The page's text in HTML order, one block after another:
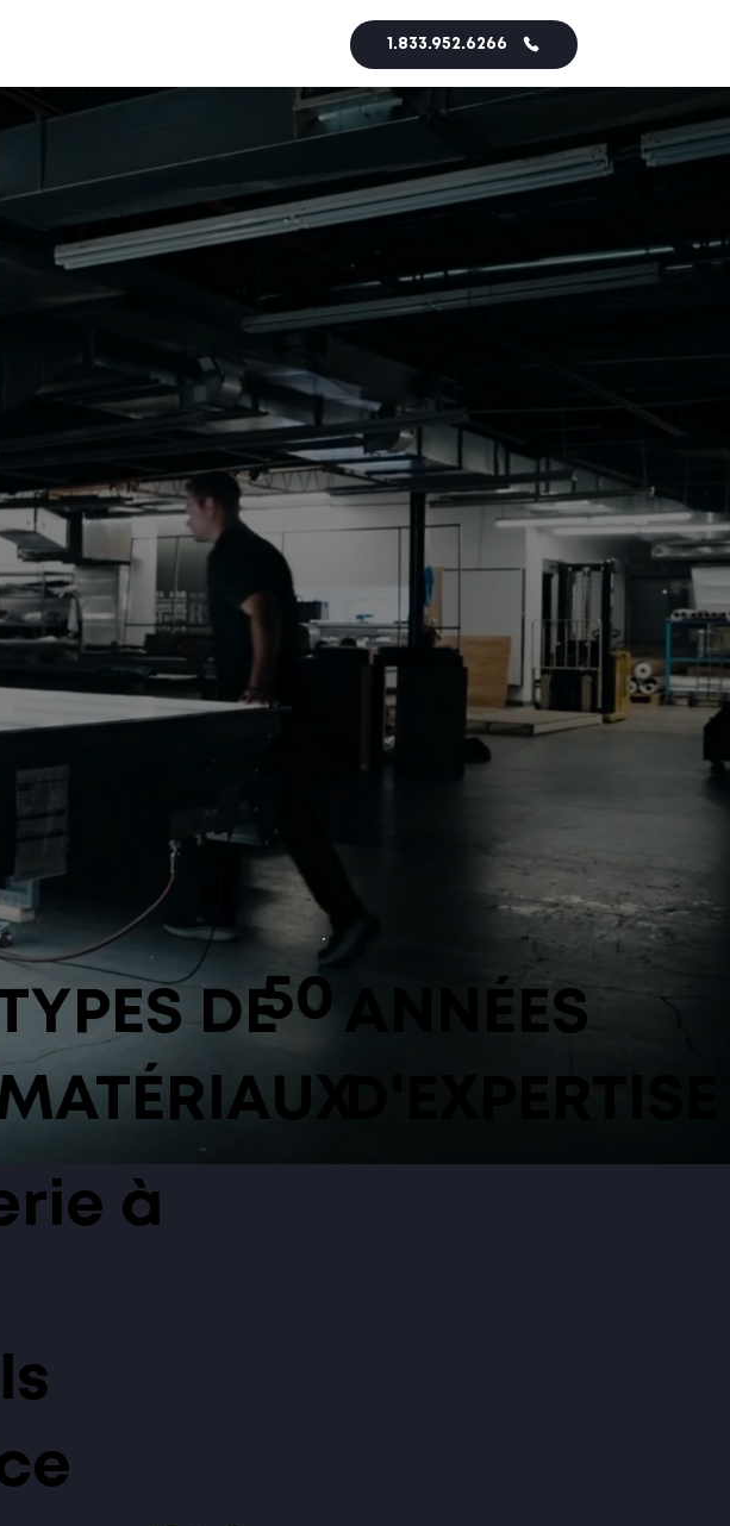
1.833.952.6266
à
DE50
ANNÉES
UN
EN
TÊTE?
DEMANDEZ UN DEVIS